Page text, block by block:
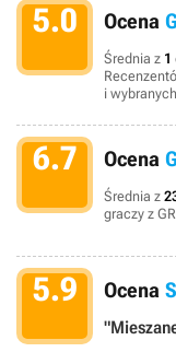
5.0 Ocena
Średnia z 1
i
6.7 Ocena
Średnia z
graczy z
5.9 Ocena